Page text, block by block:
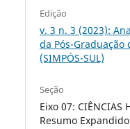
Edição
v. 3 n. 3 (2023):
da Pós-Graduação
(SIMPÓS-SUL)
Seção
Eixo 07: CIÊNCIAS
Resumo Expandido